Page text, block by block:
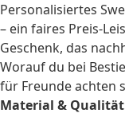
Personalisiertes
– ein faires Preis-
Geschenk, das
Worauf du bei
für Freunde achten
Material &